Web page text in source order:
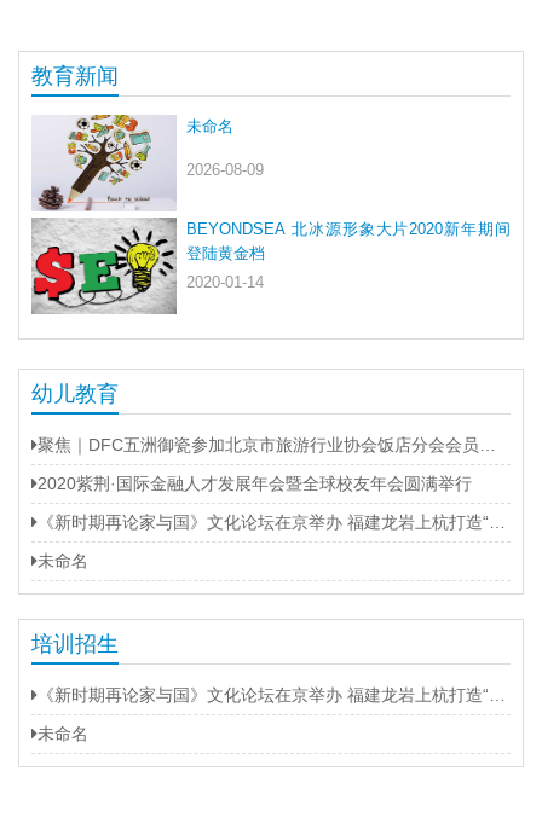
教育新闻
未命名
2026-08-09
BEYONDSEA 北冰源形象大片2020新年期间
登陆黄金档
2020-01-14
幼儿教育
聚焦｜DFC五洲御瓷参加北京市旅游行业协会饭店分会会员大会
2020紫荆·国际金融人才发展年会暨全球校友年会圆满举行
《新时期再论家与国》文化论坛在京举办 福建龙岩上杭打造“第二名片”
未命名
培训招生
《新时期再论家与国》文化论坛在京举办 福建龙岩上杭打造“第二名片”
未命名